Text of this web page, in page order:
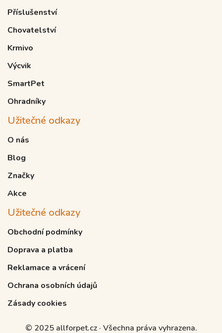
Příslušenství
Chovatelství
Krmivo
Výcvik
SmartPet
Ohradníky
Užitečné odkazy
O nás
Blog
Značky
Akce
Užitečné odkazy
Obchodní podmínky
Doprava a platba
Reklamace a vrácení
Ochrana osobních údajů
Zásady cookies
© 2025 allforpet.cz · Všechna práva vyhrazena.